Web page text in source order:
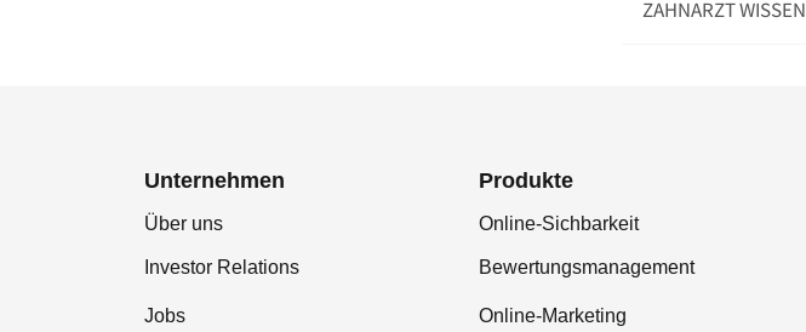
ZAHNARZT WISSEN
Unternehmen
Über uns
Investor Relations
Jobs
Produkte
Online-Sichbarkeit
Bewertungsmanagement
Online-Marketing